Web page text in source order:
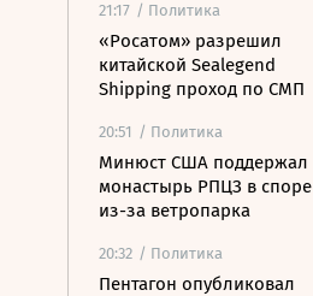
21:17 / Политика
«Росатом» разрешил
китайской Sealegend
Shipping проход по СМП
20:51 / Политика
Минюст США поддержал
монастырь РПЦЗ в споре
из-за ветропарка
20:32 / Политика
Пентагон опубликовал